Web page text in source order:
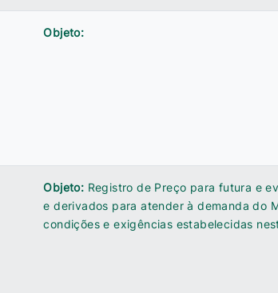
Objeto:
Objeto: Registro de Preço para futura e
e derivados para atender à demanda do
condições e exigências estabelecidas